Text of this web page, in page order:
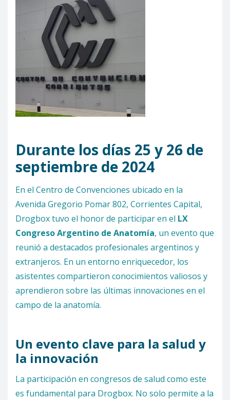
Durante los días 25 y 26 de
septiembre de 2024
En el Centro de Convenciones ubicado en la
Avenida Gregorio Pomar 802, Corrientes Capital,
Drogbox tuvo el honor de participar en el LX
Congreso Argentino de Anatomía, un evento que
reunió a destacados profesionales argentinos y
extranjeros. En un entorno enriquecedor, los
asistentes compartieron conocimientos valiosos y
aprendieron sobre las últimas innovaciones en el
campo de la anatomía.
Un evento clave para la salud y
la innovación
La participación en congresos de salud como este
es fundamental para Drogbox. No solo permite a la